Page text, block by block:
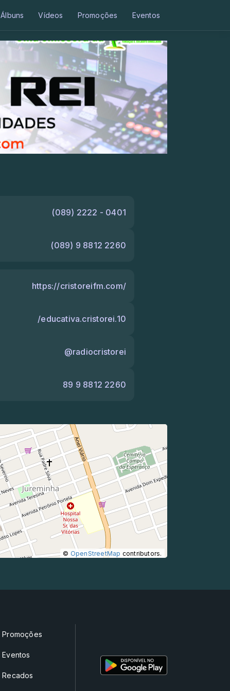
Álbuns Vídeos Promoções Eventos
(089) 2222 - 0401
(089) 9 8812 2260
https://cristoreifm.com/
/educativa.cristorei.10
@radiocristorei
89 9 8812 2260
© OpenStreetMap contributors.
Promoções
Eventos
Recados